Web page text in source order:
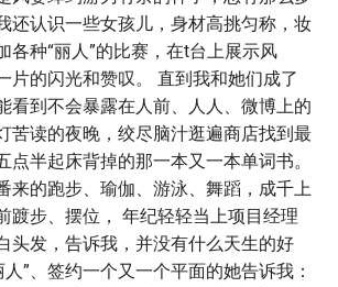
还认识一些女孩儿，身材高挑匀称，妆
各种“丽人”的比赛，在t台上展示风
片的闪光和赞叹。 直到我和她们成了
看到不会暴露在人前、人人、微博上的
苦读的夜晚，绞尽脑汁逛遍商店找到最
点半起床背掉的那一本又一本单词书。
来的跑步、瑜伽、游泳、舞蹈，成千上
踱步、摆位， 年纪轻轻当上项目经理
头发，告诉我，并没有什么天生的好
”、签约一个又一个平面的她告诉我：